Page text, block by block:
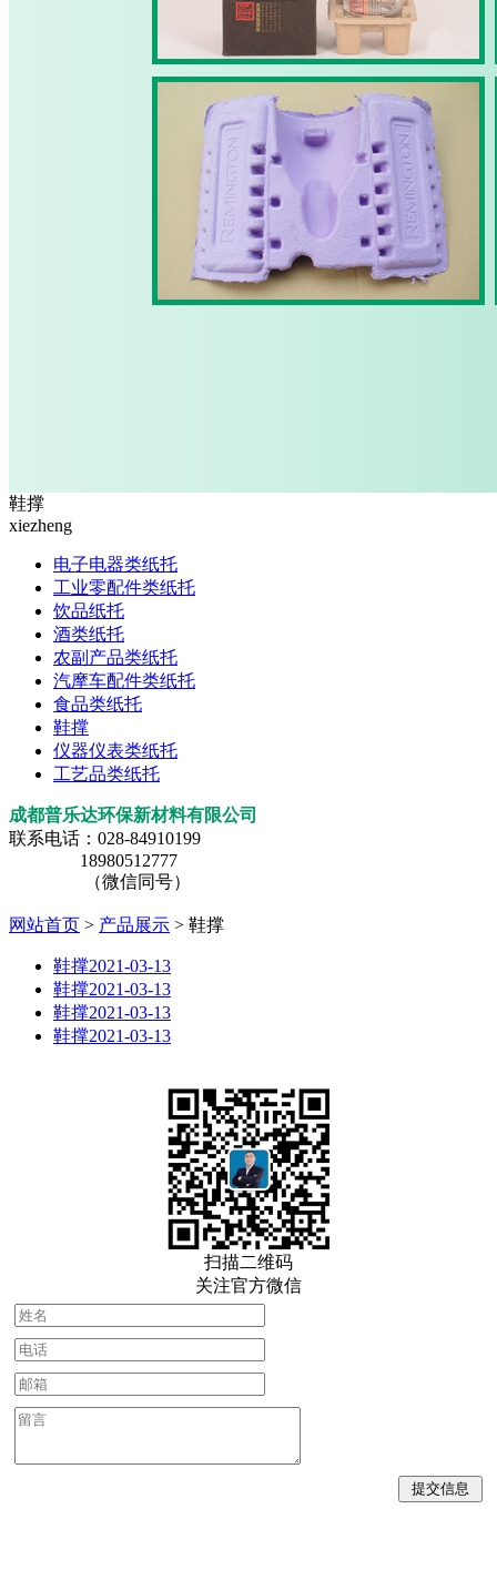
鞋撑
xiezheng
电子电器类纸托
工业零配件类纸托
饮品纸托
酒类纸托
农副产品类纸托
汽摩车配件类纸托
食品类纸托
鞋撑
仪器仪表类纸托
工艺品类纸托
成都普乐达环保新材料有限公司
联系电话：028-84910199
18980512777
（微信同号）
网站首页 > 产品展示 > 鞋撑
鞋撑2021-03-13
鞋撑2021-03-13
鞋撑2021-03-13
鞋撑2021-03-13
扫描二维码
关注官方微信